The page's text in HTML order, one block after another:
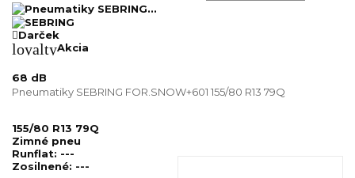
Darček
loyaltyAkcia
68 dB
Pneumatiky SEBRING FOR.SNOW+601 155/80 R13 79Q
155/80 R13 79Q
Zimné pneu
Runflat: ---
Zosilnené: ---